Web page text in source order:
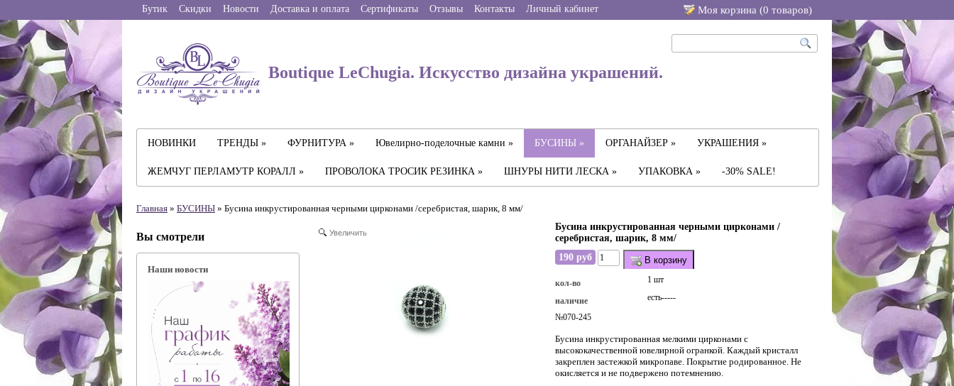
Бутик Скидки Новости Доставка и оплата Сертификаты Отзывы Контакты Личный кабинет Моя корзина (0 товаров)
Boutique LeChugia. Искусство дизайна украшений.
НОВИНКИ ТРЕНДЫ » ФУРНИТУРА » Ювелирно-поделочные камни » БУСИНЫ » ОРГАНАЙЗЕР » УКРАШЕНИЯ »
ЖЕМЧУГ ПЕРЛАМУТР КОРАЛЛ » ПРОВОЛОКА ТРОСИК РЕЗИНКА » ШНУРЫ НИТИ ЛЕСКА » УПАКОВКА » -30% SALE!
Главная » БУСИНЫ » Бусина инкрустированная черными цирконами /серебристая, шарик, 8 мм/
Вы смотрели
Наши новости
Увеличить
Бусина инкрустированная черными цирконами /
серебристая, шарик, 8 мм/
190 руб
В корзину
кол-во 1 шт
наличие
есть-----
№070-245
Бусина инкрустированная мелкими цирконами с
высококачественной ювелирной огранкой. Каждый кристалл
закреплен застежкой микропаве. Покрытие родированное. Не
окисляется и не подвержено потемнению.